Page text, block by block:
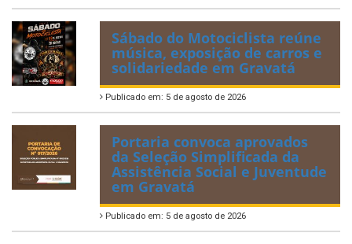
Sábado do Motociclista reúne
música, exposição de carros e
solidariedade em Gravatá
Publicado em: 5 de agosto de 2026
Portaria convoca aprovados
da Seleção Simplificada da
Assistência Social e Juventude
em Gravatá
Publicado em: 5 de agosto de 2026